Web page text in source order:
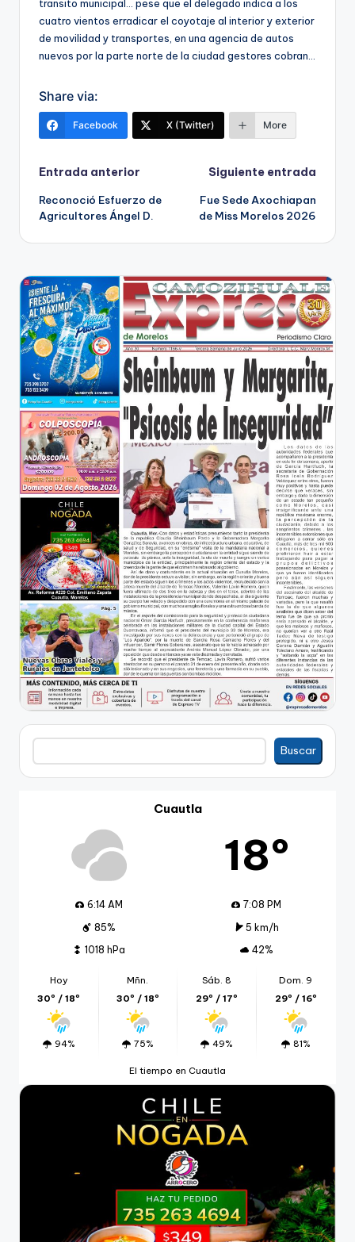
transito municipal… pese que el delegado indica a los
cuatro vientos erradicar el coyotaje al interior y exterior
de movilidad y transportes, en una agencia de autos
nuevos por la parte norte de la ciudad gestores cobran…
Share via:
Facebook X (Twitter) More
Navegación
de
entradas
Entrada anterior
Reconoció Esfuerzo de
Agricultores Ángel D.
Siguiente entrada
Fue Sede Axochiapan
de Miss Morelos 2026
Buscar
Buscar
Cuautla
18º
6:14 AM
7:08 PM
85%
5 km/h
1018 hPa
42%
Hoy
30º / 18º
94%
Mñn.
30º / 18º
75%
Sáb. 8
29º / 17º
49%
Dom. 9
29º / 16º
81%
El tiempo en Cuautla